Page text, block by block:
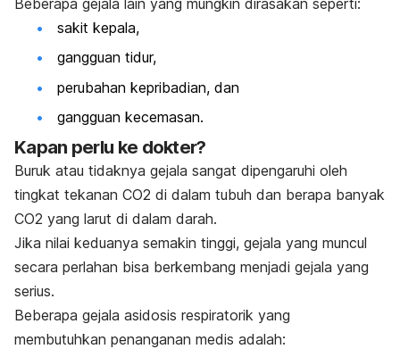
Beberapa gejala lain yang mungkin dirasakan seperti:
sakit kepala,
gangguan tidur,
perubahan kepribadian, dan
gangguan kecemasan.
Kapan perlu ke dokter?
Buruk atau tidaknya gejala sangat dipengaruhi oleh
tingkat tekanan CO2 di dalam tubuh dan berapa banyak
CO2 yang larut di dalam darah.
Jika nilai keduanya semakin tinggi, gejala yang muncul
secara perlahan bisa berkembang menjadi gejala yang
serius.
Beberapa gejala asidosis respiratorik yang
membutuhkan penanganan medis adalah: